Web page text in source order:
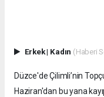
Erkek| Kadın (Haberi
Düzce'de Çilimli’nin
Haziran'dan bu yana